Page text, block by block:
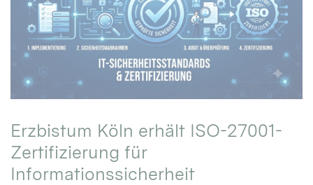
Erzbistum Köln erhält ISO-27001-
Zertifizierung für
Informationssicherheit